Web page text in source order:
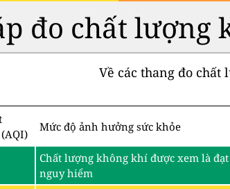
đo chất lượng
Về các thang đo
Mức độ ảnh hưởng sức khỏe
Chất lượng không khí được xem là
nguy hiểm